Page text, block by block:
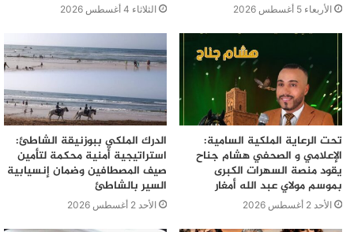
الأربعاء 5 أغسطس 2026 الثلاثاء 4 أغسطس 2026
تحت الرعاية الملكية السامية:
الإعلامي و الصحفي هشام جناح
يقود منصة السهرات الكبرى
بموسم مولاي عبد الله أمغار
الأحد 2 أغسطس 2026
الدرك الملكي ببوزنيقة الشاطئ:
استراتيجية أمنية محكمة لتأمين
صيف المصطافين وضمان إنسيابية
السير بالشاطئ
الأحد 2 أغسطس 2026